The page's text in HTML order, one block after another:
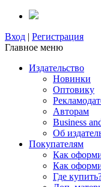
Вход | Регистрация
Главное меню
Издательство
Новинки
Оптовику
Авторам
Business
Об
Покупателям
Как
Как
Где